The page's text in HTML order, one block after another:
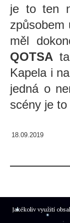
je to ten
měl
QOTSA
Kapela i
jedná o
scény
18.09.2019
Jakékoliv využití